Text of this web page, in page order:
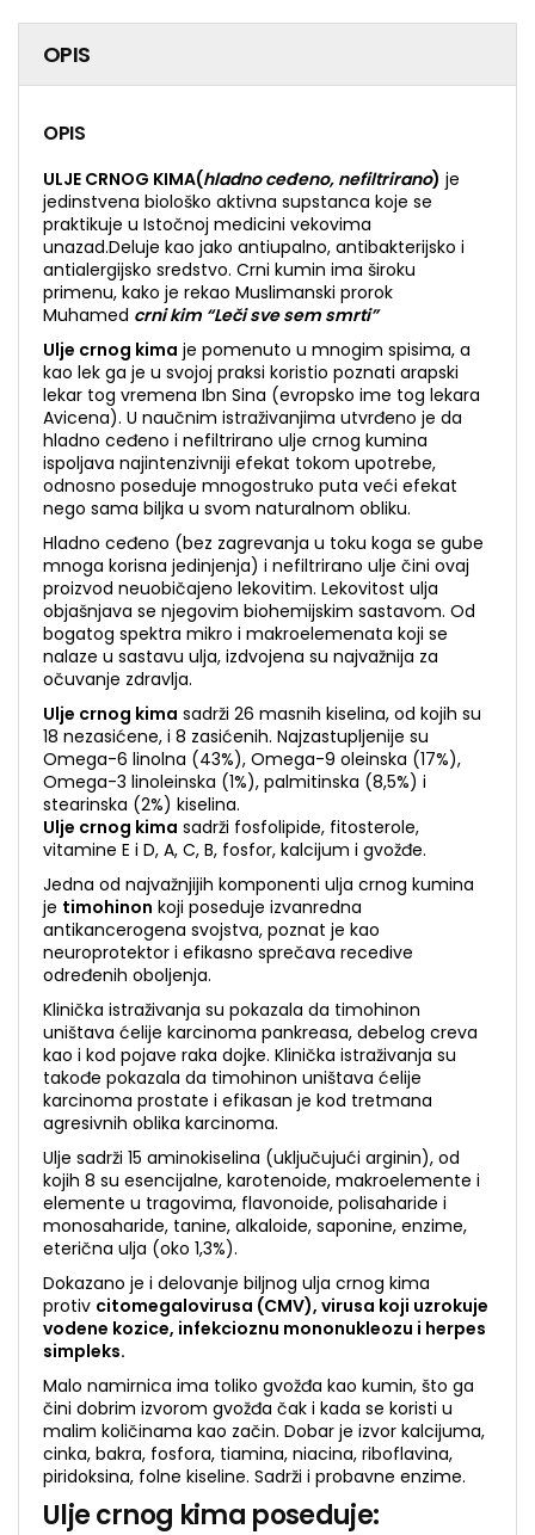
OPIS
OPIS
ULJE CRNOG KIMA(hladno ceđeno, nefiltrirano) je
jedinstvena biološko aktivna supstanca koje se
praktikuje u Istočnoj medicini vekovima
unazad.Deluje kao jako antiupalno, antibakterijsko i
antialergijsko sredstvo. Crni kumin ima široku
primenu, kako je rekao Muslimanski prorok
Muhamed crni kim “Leči sve sem smrti”
Ulje crnog kima je pomenuto u mnogim spisima, a
kao lek ga je u svojoj praksi koristio poznati arapski
lekar tog vremena Ibn Sina (evropsko ime tog lekara
Avicena). U naučnim istraživanjima utvrđeno je da
hladno ceđeno i nefiltrirano ulje crnog kumina
ispoljava najintenzivniji efekat tokom upotrebe,
odnosno poseduje mnogostruko puta veći efekat
nego sama biljka u svom naturalnom obliku.
Hladno ceđeno (bez zagrevanja u toku koga se gube
mnoga korisna jedinjenja) i nefiltrirano ulje čini ovaj
proizvod neuobičajeno lekovitim. Lekovitost ulja
objašnjava se njegovim biohemijskim sastavom. Od
bogatog spektra mikro i makroelemenata koji se
nalaze u sastavu ulja, izdvojena su najvažnija za
očuvanje zdravlja.
Ulje crnog kima sadrži 26 masnih kiselina, od kojih su
18 nezasićene, i 8 zasićenih. Najzastupljenije su
Omega-6 linolna (43%), Omega-9 oleinska (17%),
Omega-3 linoleinska (1%), palmitinska (8,5%) i
stearinska (2%) kiselina.
Ulje crnog kima sadrži fosfolipide, fitosterole,
vitamine E i D, A, C, B, fosfor, kalcijum i gvožđe.
Jedna od najvažnjijih komponenti ulja crnog kumina
je timohinon koji poseduje izvanredna
antikancerogena svojstva, poznat je kao
neuroprotektor i efikasno sprečava recedive
određenih oboljenja.
Klinička istraživanja su pokazala da timohinon
uništava ćelije karcinoma pankreasa, debelog creva
kao i kod pojave raka dojke. Klinička istraživanja su
takođe pokazala da timohinon uništava ćelije
karcinoma prostate i efikasan je kod tretmana
agresivnih oblika karcinoma.
Ulje sadrži 15 aminokiselina (uključujući arginin), od
kojih 8 su esencijalne, karotenoide, makroelemente i
elemente u tragovima, flavonoide, polisaharide i
monosaharide, tanine, alkaloide, saponine, enzime,
eterična ulja (oko 1,3%).
Dokazano je i delovanje biljnog ulja crnog kima
protiv citomegalovirusa (CMV), virusa koji uzrokuje
vodene kozice, infekcioznu mononukleozu i herpes
simpleks.
Malo namirnica ima toliko gvožđa kao kumin, što ga
čini dobrim izvorom gvožđa čak i kada se koristi u
malim količinama kao začin. Dobar je izvor kalcijuma,
cinka, bakra, fosfora, tiamina, niacina, riboflavina,
piridoksina, folne kiseline. Sadrži i probavne enzime.
Ulje crnog kima poseduje: